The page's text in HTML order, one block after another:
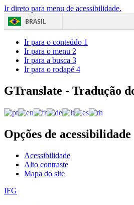
Ir direto para menu de acessibilidade.
BRASIL
Ir para o conteúdo 1
Ir para o menu 2
Ir para a busca 3
Ir para o rodapé 4
GTranslate - Tradução
Opções de acessibilidade
Acessibilidade
Alto contraste
Mapa do site
IFG